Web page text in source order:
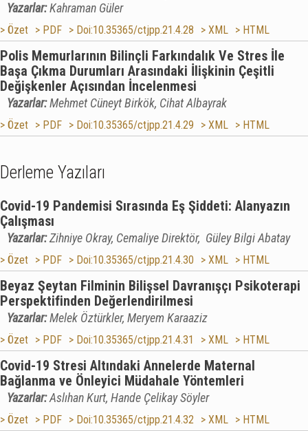
Yazarlar:Kahraman Güler
> Özet > PDF > Doi:10.35365/ctjpp.21.4.28 > XML > HTML
Polis Memurlarının Bilinçli Farkındalık Ve Stres İle
Başa Çıkma Durumları Arasındaki İlişkinin Çeşitli
Değişkenler Açısından İncelenmesi
Yazarlar:Mehmet Cüneyt Birkök, Cihat Albayrak
> Özet > PDF > Doi:10.35365/ctjpp.21.4.29 > XML > HTML
Derleme Yazıları
Covid-19 Pandemisi Sırasında Eş Şiddeti: Alanyazın
Çalışması
Yazarlar:Zihniye Okray, Cemaliye Direktör, Güley Bilgi Abatay
> Özet > PDF > Doi:10.35365/ctjpp.21.4.30 > XML > HTML
Beyaz Şeytan Filminin Bilişsel Davranışçı Psikoterapi
Perspektifinden Değerlendirilmesi
Yazarlar:Melek Öztürkler, Meryem Karaaziz
> Özet > PDF > Doi:10.35365/ctjpp.21.4.31 > XML > HTML
Covid-19 Stresi Altındaki Annelerde Maternal
Bağlanma ve Önleyici Müdahale Yöntemleri
Yazarlar:Aslıhan Kurt, Hande Çelikay Söyler
> Özet > PDF > Doi:10.35365/ctjpp.21.4.32 > XML > HTML